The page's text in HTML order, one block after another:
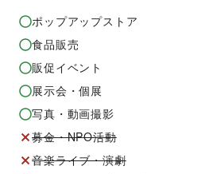
ポップアップストア
食品販売
販促イベント
展示会・個展
写真・動画撮影
募金・NPO活動
音楽ライブ・演劇